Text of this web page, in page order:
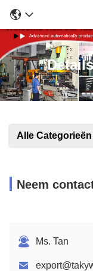
Alle Categorieën
Neem
Ms. Tan